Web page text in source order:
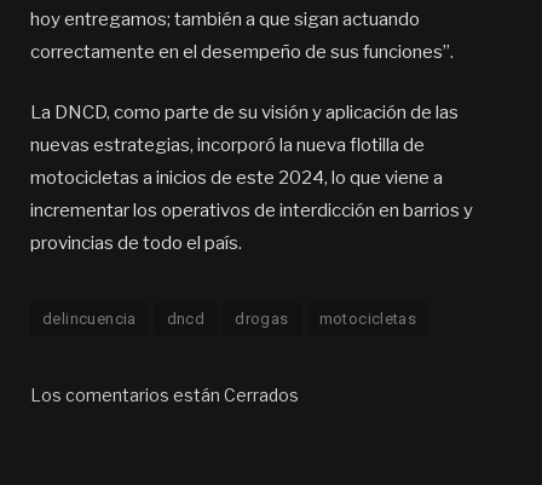
hoy entregamos; también a que sigan actuando
correctamente en el desempeño de sus funciones”.
La DNCD, como parte de su visión y aplicación de las
nuevas estrategias, incorporó la nueva flotilla de
motocicletas a inicios de este 2024, lo que viene a
incrementar los operativos de interdicción en barrios y
provincias de todo el país.
delincuencia dncd drogas motocicletas
Los comentarios están Cerrados